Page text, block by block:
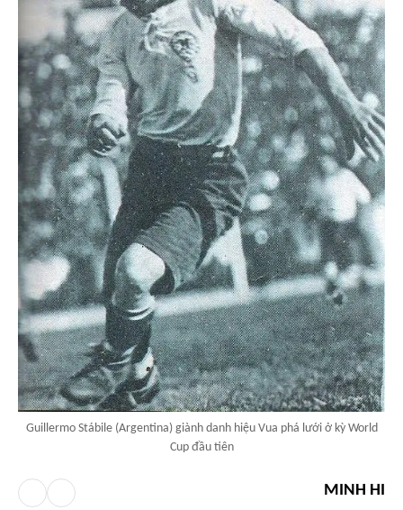
Guillermo Stábile (Argentina) giành danh hiệu Vua phá lưới ở kỳ World
Cup đầu tiên
MINH HI